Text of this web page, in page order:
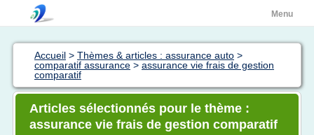
Menu
Accueil > Thèmes & articles : assurance auto >
comparatif assurance > assurance vie frais de gestion
comparatif
Articles sélectionnés pour le thème :
assurance vie frais de gestion comparatif